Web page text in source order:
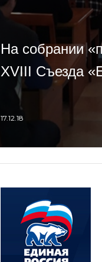
На собрании
XVIII Съезда
17.12.18